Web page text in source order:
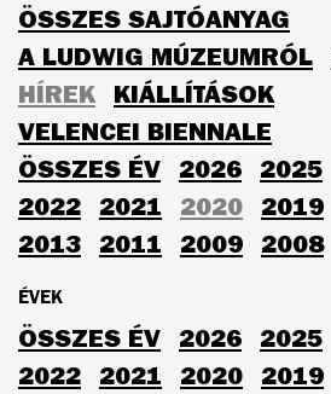
ÖSSZES SAJTÓANYAG
A LUDWIG MÚZEUMRÓL
HÍREK KIÁLLÍTÁSOK
VELENCEI BIENNALE
ÖSSZES ÉV 2026 2025
2022 2021 2020 2019
2013 2011 2009 2008
ÉVEK
ÖSSZES ÉV 2026 2025
2022 2021 2020 2019